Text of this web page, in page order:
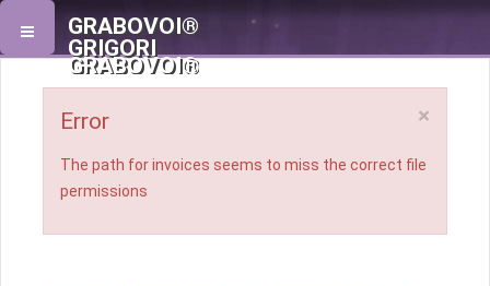
GRABOVOI®
GRIGORI
GRABOVOI®
×
Error
The path for invoices seems to miss the correct file
permissions